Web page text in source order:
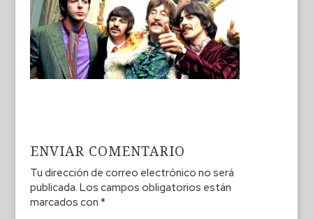
ENVIAR COMENTARIO
Tu dirección de correo electrónico no será
publicada. Los campos obligatorios están
marcados con *